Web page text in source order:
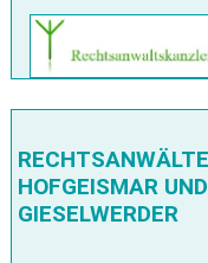
HOFGEISMAR
GIESELWERDER